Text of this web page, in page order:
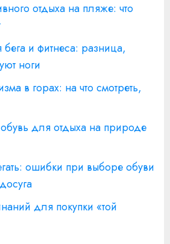
отдыха на пляже: что
и фитнеса: разница,
ноги
в горах: на что смотреть,
для отдыха на природе
ошибки при выборе обуви
для покупки «той